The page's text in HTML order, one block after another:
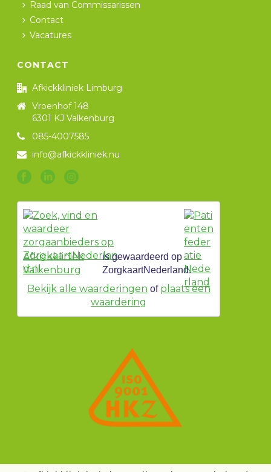
Raad van Commissarissen
Contact
Vacatures
CONTACT
Afkickkliniek Limburg
Vroenhof 148
6301 KJ Valkenburg
085-4007585
info@afkickkliniek.nu
Afkickkliniek
Valkenburg
is gewaardeerd op
ZorgkaartNederland.
Bekijk alle waarderingen of plaats een
waardering